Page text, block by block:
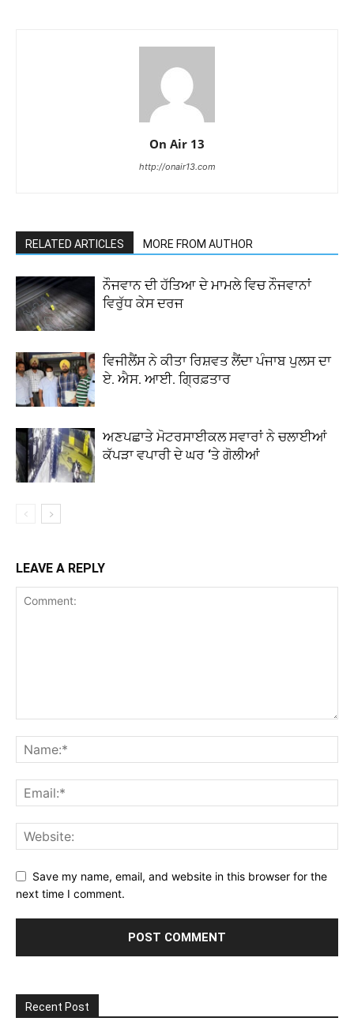
On Air 13
http://onair13.com
RELATED ARTICLES MORE FROM AUTHOR
ਨੌਜਵਾਨ ਦੀ ਹੱਤਿਆ ਦੇ ਮਾਮਲੇ ਵਿਚ ਨੌਜਵਾਨਾਂ
ਵਿਰੁੱਧ ਕੇਸ ਦਰਜ
ਵਿਜੀਲੈਂਸ ਨੇ ਕੀਤਾ ਰਿਸ਼ਵਤ ਲੈਂਦਾ ਪੰਜਾਬ ਪੁਲਸ ਦਾ
ਏ. ਐਸ. ਆਈ. ਗ੍ਰਿਫ਼ਤਾਰ
ਅਣਪਛਾਤੇ ਮੋਟਰਸਾਈਕਲ ਸਵਾਰਾਂ ਨੇ ਚਲਾਈਆਂ
ਕੱਪੜਾ ਵਪਾਰੀ ਦੇ ਘਰ ‘ਤੇ ਗੋਲੀਆਂ
LEAVE A REPLY
Save my name, email, and website in this browser for the
next time I comment.
Recent Post